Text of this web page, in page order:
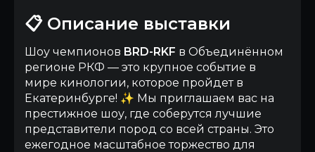
📋 Описание выставки
Шоу чемпионов BRD-RKF в Объединённом
регионе РКФ — это крупное событие в
мире кинологии, которое пройдет в
Екатеринбурге! ✨ Мы приглашаем вас на
престижное шоу, где соберутся лучшие
представители пород со всей страны. Это
ежегодное масштабное торжество для